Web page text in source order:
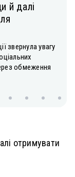
й далі
звернула увагу
обмеження
отримувати